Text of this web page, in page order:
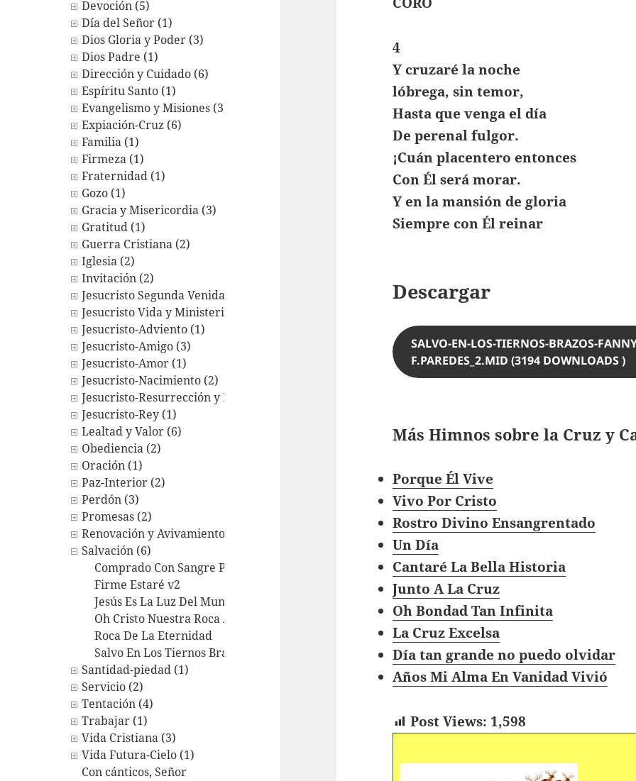
Devoción (5)
Día del Señor (1)
Dios Gloria y Poder (3)
Dios Padre (1)
Dirección y Cuidado (6)
Espíritu Santo (1)
Evangelismo y Misiones (3)
Expiación-Cruz (6)
Familia (1)
Firmeza (1)
Fraternidad (1)
Gozo (1)
Gracia y Misericordia (3)
Gratitud (1)
Guerra Cristiana (2)
Iglesia (2)
Invitación (2)
Jesucristo Segunda Venida (1)
Jesucristo Vida y Ministerio (2)
Jesucristo-Adviento (1)
Jesucristo-Amigo (3)
Jesucristo-Amor (1)
Jesucristo-Nacimiento (2)
Jesucristo-Resurrección y Exaltación (9)
Jesucristo-Rey (1)
Lealtad y Valor (6)
Obediencia (2)
Oración (1)
Paz-Interior (2)
Perdón (3)
Promesas (2)
Renovación y Avivamiento (1)
Salvación (6)
Comprado Con Sangre Por Cristo
Firme Estaré v2
Jesús Es La Luz Del Mundo
Oh Cristo Nuestra Roca Aquí
Roca De La Eternidad
Salvo En Los Tiernos Brazos
Santidad-piedad (1)
Servicio (2)
Tentación (4)
Trabajar (1)
Vida Cristiana (3)
Vida Futura-Cielo (1)
Con cánticos, Señor
4
Y cruzaré la noche
lóbrega, sin temor,
Hasta que venga el día
De perenal fulgor.
¡Cuán placentero entonces
Con Él será morar.
Y en la mansión de gloria
Siempre con Él reinar
Descargar
SALVO-EN-LOS-TIERNOS-BRAZOS-
F.PAREDES_2.MID (3194 DOWNLOADS )
Más Himnos sobre la Cruz y
Porque Él Vive
Vivo Por Cristo
Rostro Divino Ensangrentado
Un Día
Cantaré La Bella Historia
Junto A La Cruz
Oh Bondad Tan Infinita
La Cruz Excelsa
Día tan grande no puedo olvidar
Años Mi Alma En Vanidad Vivió
Post Views: 1,598